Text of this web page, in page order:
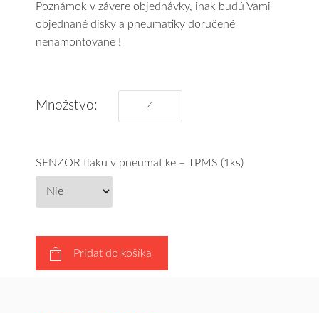
Poznámok v závere objednávky, inak budú Vami
objednané disky a pneumatiky doručené
nenamontované !
Množstvo:
SENZOR tlaku v pneumatike – TPMS (1ks)
Pridať do košíka